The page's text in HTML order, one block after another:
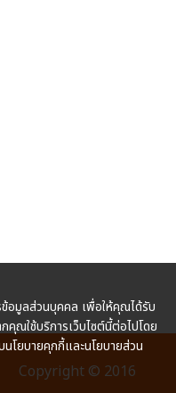
Copyright © 2016
อมูลส่วนบุคคล เพื่อให้คุณได้รับ
คุณใช้บริการเว็บไซต์นี้ต่อไปโดย
โยบายคุกกี้และนโยบายส่วน